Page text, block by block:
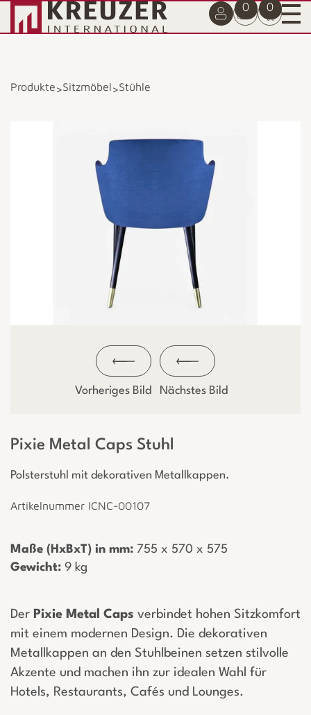
0 0
Produkte>Sitzmöbel>Stühle
Vorheriges Bild Nächstes Bild
Pixie Metal Caps Stuhl
Polsterstuhl mit dekorativen Metallkappen.
Artikelnummer ICNC-00107
Maße (HxBxT) in mm: ­ 755 x 570 x 575
Gewicht: ­ 9 kg
Der Pixie Metal Caps verbindet hohen Sitzkomfort
mit einem modernen Design. Die dekorativen
Metallkappen an den Stuhlbeinen setzen stilvolle
Akzente und machen ihn zur idealen Wahl für
Hotels, Restaurants, Cafés und Lounges.